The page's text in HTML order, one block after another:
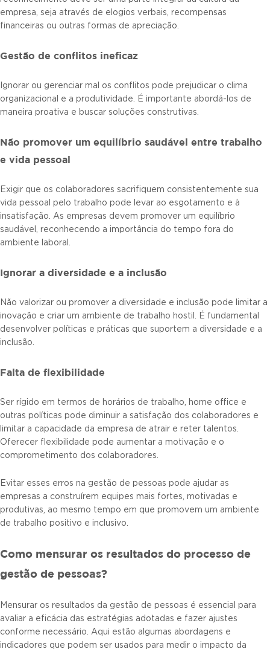
empresa, seja através de elogios verbais, recompensas
financeiras ou outras formas de apreciação.
Gestão de conflitos ineficaz
Ignorar ou gerenciar mal os conflitos pode prejudicar o clima
organizacional e a produtividade. É importante abordá-los de
maneira proativa e buscar soluções construtivas.
Não promover um equilíbrio saudável entre trabalho
e vida pessoal
Exigir que os colaboradores sacrifiquem consistentemente sua
vida pessoal pelo trabalho pode levar ao esgotamento e à
insatisfação. As empresas devem promover um equilíbrio
saudável, reconhecendo a importância do tempo fora do
ambiente laboral.
Ignorar a diversidade e a inclusão
Não valorizar ou promover a diversidade e inclusão pode limitar a
inovação e criar um ambiente de trabalho hostil. É fundamental
desenvolver políticas e práticas que suportem a diversidade e a
inclusão.
Falta de flexibilidade
Ser rígido em termos de horários de trabalho, home office e
outras políticas pode diminuir a satisfação dos colaboradores e
limitar a capacidade da empresa de atrair e reter talentos.
Oferecer flexibilidade pode aumentar a motivação e o
comprometimento dos colaboradores.
Evitar esses erros na gestão de pessoas pode ajudar as
empresas a construírem equipes mais fortes, motivadas e
produtivas, ao mesmo tempo em que promovem um ambiente
de trabalho positivo e inclusivo.
Como mensurar os resultados do processo de
gestão de pessoas?
Mensurar os resultados da gestão de pessoas é essencial para
avaliar a eficácia das estratégias adotadas e fazer ajustes
conforme necessário. Aqui estão algumas abordagens e
indicadores que podem ser usados para medir o impacto da